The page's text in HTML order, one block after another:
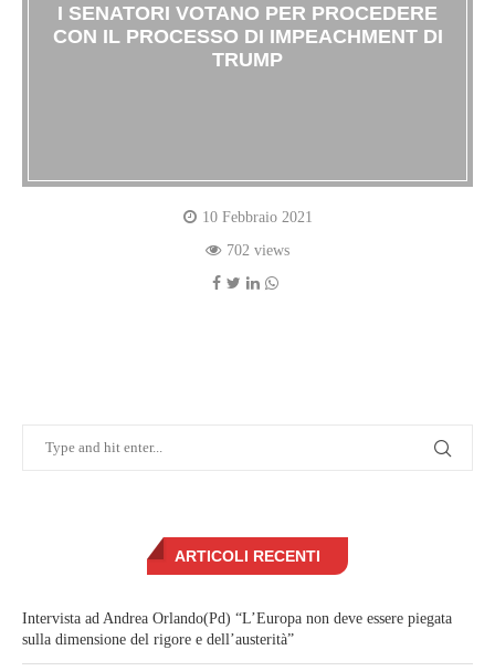
I SENATORI VOTANO PER PROCEDERE
CON IL PROCESSO DI IMPEACHMENT DI
TRUMP
10 Febbraio 2021
702 views
ARTICOLI RECENTI
Intervista ad Andrea Orlando(Pd) “L’Europa non deve essere piegata
sulla dimensione del rigore e dell’austerità”